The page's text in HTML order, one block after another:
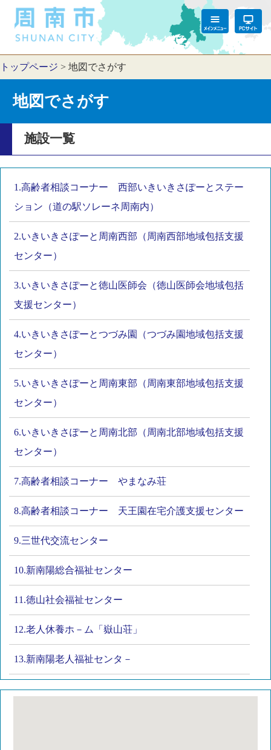
トップページ > 地図でさがす
地図でさがす
施設一覧
1.高齢者相談コーナー 西部いきいきさぽーとステー
ション（道の駅ソレーネ周南内）
2.いきいきさぽーと周南西部（周南西部地域包括支援
センター）
3.いきいきさぽーと徳山医師会（徳山医師会地域包括
支援センター）
4.いきいきさぽーとつづみ園（つづみ園地域包括支援
センター）
5.いきいきさぽーと周南東部（周南東部地域包括支援
センター）
6.いきいきさぽーと周南北部（周南北部地域包括支援
センター）
7.高齢者相談コーナー やまなみ荘
8.高齢者相談コーナー 天王園在宅介護支援センター
9.三世代交流センター
10.新南陽総合福祉センター
11.徳山社会福祉センター
12.老人休養ホ－ム「嶽山荘」
13.新南陽老人福祉センタ－